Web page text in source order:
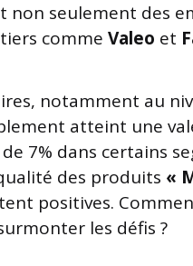
non seulement des
comme Valeo et
notamment au
atteint une
7% dans certains
des produits «
positives.
les défis ?